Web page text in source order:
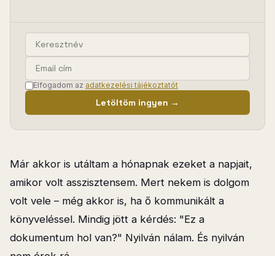
Elfogadom az adatkezelési tájékoztatót
Letöltöm ingyen →
Már akkor is utáltam a hónapnak ezeket a napjait,
amikor volt asszisztensem. Mert nekem is dolgom
volt vele – még akkor is, ha ő kommunikált a
könyveléssel. Mindig jött a kérdés: "Ez a
dokumentum hol van?" Nyilván nálam. És nyilván